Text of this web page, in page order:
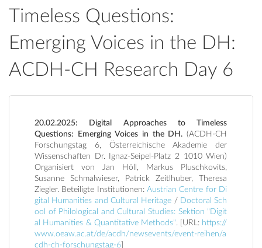
Timeless Questions:
Emerging Voices in the DH:
ACDH-CH Research Day 6
20.02.2025: Digital Approaches to Timeless
Questions: Emerging Voices in the DH. (ACDH-CH
Forschungstag 6, Österreichische Akademie der
Wissenschaften Dr. Ignaz-Seipel-Platz 2 1010 Wien)
Organisiert von Jan Höll, Markus Pluschkovits,
Susanne Schmalwieser, Patrick Zeitlhuber, Theresa
Ziegler. Beteiligte Institutionen:Austrian Centre for Di
gital Humanities and Cultural Heritage / Doctoral Sch
ool of Philological and Cultural Studies: Sektion "Digit
al Humanities & Quantitative Methods"
. [URL: https://
www.oeaw.ac.at/de/acdh/newsevents/event-reihen/a
cdh-ch-forschungstag-6